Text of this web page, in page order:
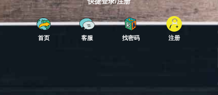
首页 客服 找密码 注册